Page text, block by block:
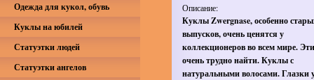
Описание:
Куклы Zwergnase, особенно
выпусков, очень ценятся у
коллекционеров во всем мире.
очень трудно найти. Куклы с
натуральными волосами. Глазки
Одежда для кукол, обувь
Куклы на юбилей
Статуэтки людей
Статуэтки ангелов